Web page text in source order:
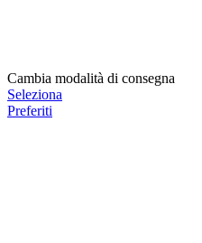
Cambia modalità di consegna
Seleziona
Preferiti